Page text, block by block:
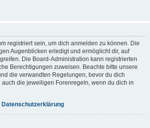
registriert sein, um dich anmelden zu können. Die
Augenblicken erledigt und ermöglicht dir, auf
Die Board-Administration kann registrierten
Berechtigungen zuweisen. Beachte bitte unsere
die verwandten Regelungen, bevor du dich
auch die jeweiligen Forenregeln, wenn du dich in
Datenschutzerklärung